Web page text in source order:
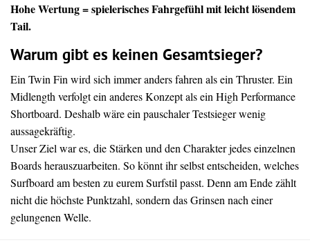
Hohe Wertung = spielerisches Fahrgefühl mit leicht lösendem
Tail.
Warum gibt es keinen Gesamtsieger?
Ein Twin Fin wird sich immer anders fahren als ein Thruster. Ein
Midlength verfolgt ein anderes Konzept als ein High Performance
Shortboard. Deshalb wäre ein pauschaler Testsieger wenig
aussagekräftig.
Unser Ziel war es, die Stärken und den Charakter jedes einzelnen
Boards herauszuarbeiten. So könnt ihr selbst entscheiden, welches
Surfboard am besten zu eurem Surfstil passt. Denn am Ende zählt
nicht die höchste Punktzahl, sondern das Grinsen nach einer
gelungenen Welle.